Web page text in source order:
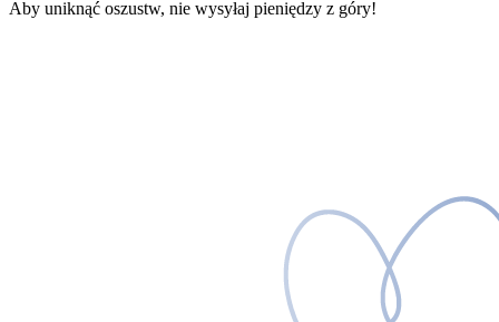
Aby uniknąć oszustw, nie wysyłaj pieniędzy z góry!